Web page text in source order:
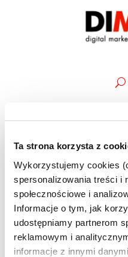
Ta strona korzysta z
Wykorzystujemy cookies
spersonalizowania treści i
społecznościowe i
Informacje o tym, jak
udostępniamy partnerom
reklamowym i
informacje z innymi
Wydarzenia
for
27
lipca
2026
27.07.2026
Wybierz
datę.
Trwające
Akademia DIMAQ
24 i 27-29.07 |
20 lipca @ 08:00- 29